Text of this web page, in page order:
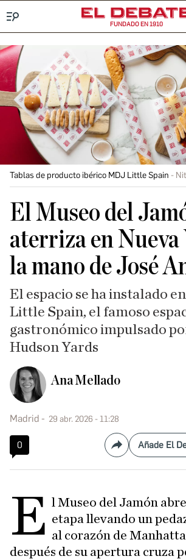
FUNDADO EN 1910
Tablas de producto ibérico MDJ Little Spain
El Museo del
aterriza en Nueva
la mano de José
El espacio se ha instalado
Little Spain, el famoso
gastronómico impulsado
Hudson Yards
Ana Mellado
Madrid 29 abr. 2026 - 11:28
0 Compartir
Añade El
e l Museo del Jamón
etapa llevando un
al corazón de
después de su apertura cruza